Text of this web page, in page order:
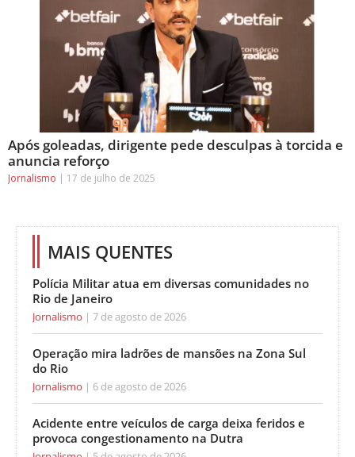
Após goleadas, dirigente pede desculpas à torcida e
anuncia reforço
Jornalismo 17 de julho de 2025
MAIS QUENTES
Polícia Militar atua em diversas comunidades no
Rio de Janeiro
Jornalismo 7 de agosto de 2026
Operação mira ladrões de mansões na Zona Sul
do Rio
Jornalismo 6 de agosto de 2026
Acidente entre veículos de carga deixa feridos e
provoca congestionamento na Dutra